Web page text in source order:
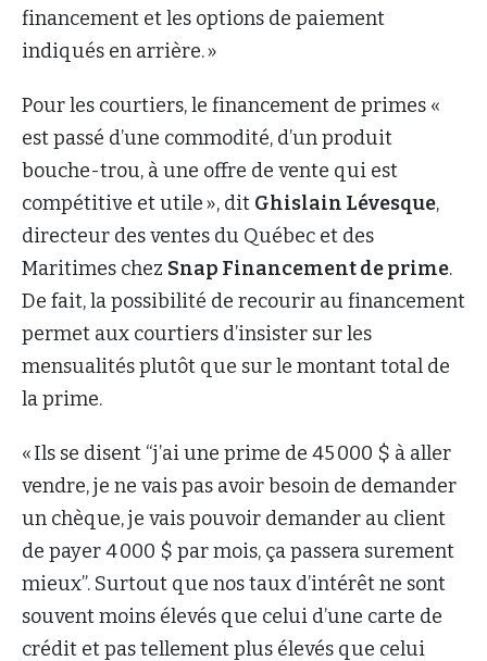
financement et les options de paiement
indiqués en arrière. »
Pour les courtiers, le financement de primes «
est passé d’une commodité, d’un produit
bouche-trou, à une offre de vente qui est
compétitive et utile », dit Ghislain Lévesque,
directeur des ventes du Québec et des
Maritimes chez Snap Financement de prime.
De fait, la possibilité de recourir au financement
permet aux courtiers d’insister sur les
mensualités plutôt que sur le montant total de
la prime.
« Ils se disent “j’ai une prime de 45 000 $ à aller
vendre, je ne vais pas avoir besoin de demander
un chèque, je vais pouvoir demander au client
de payer 4 000 $ par mois, ça passera surement
mieux”. Surtout que nos taux d’intérêt ne sont
souvent moins élevés que celui d’une carte de
crédit et pas tellement plus élevés que celui